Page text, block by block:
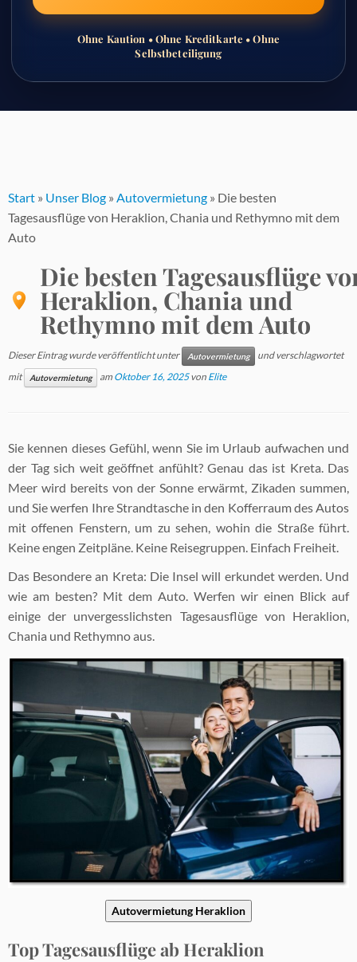
Ohne Kaution • Ohne Kreditkarte • Ohne
Selbstbeteiligung
Start » Unser Blog » Autovermietung » Die besten
Tagesausflüge von Heraklion, Chania und Rethymno mit dem
Auto
Die besten Tagesausflüge
Heraklion, Chania und
Rethymno mit dem Auto
Dieser Eintrag wurde veröffentlicht unter Autovermietung
und verschlagwortet
mit
Autovermietung am Oktober 16, 2025 von Elite
Sie kennen dieses Gefühl, wenn Sie im Urlaub aufwachen und
der Tag sich weit geöffnet anfühlt? Genau das ist Kreta. Das
Meer wird bereits von der Sonne erwärmt, Zikaden summen,
und Sie werfen Ihre Strandtasche in den Kofferraum des Autos
mit offenen Fenstern, um zu sehen, wohin die Straße führt.
Keine engen Zeitpläne. Keine Reisegruppen. Einfach Freiheit.
Das Besondere an Kreta: Die Insel will erkundet werden. Und
wie am besten? Mit dem Auto. Werfen wir einen Blick auf
einige der unvergesslichsten Tagesausflüge von Heraklion,
Chania und Rethymno aus.
Autovermietung Heraklion
Top Tagesausflüge ab Heraklion